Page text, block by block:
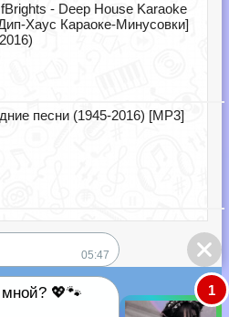
- Deep House Karaoke
Хаус Караоке-Минусовки]
песни (1945-2016) [MP3]
05:47
💖🐾 1